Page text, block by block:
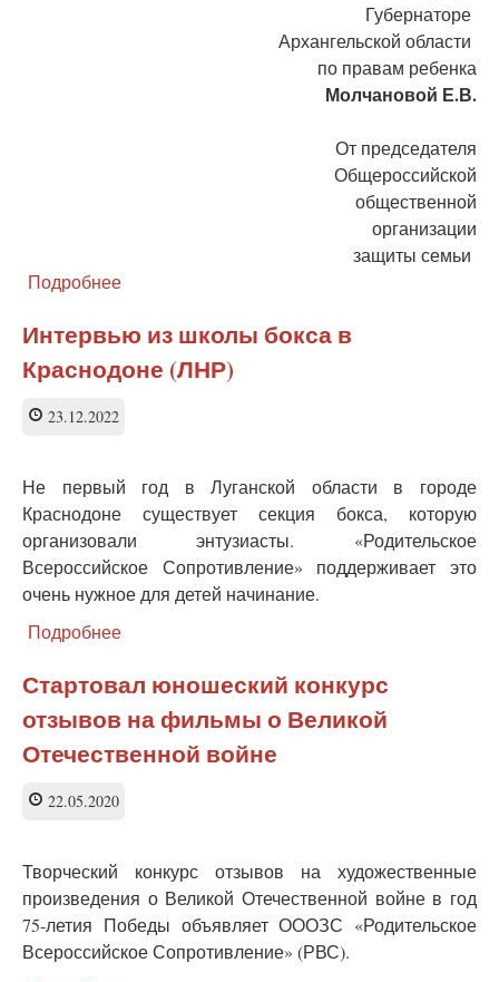
Губернаторе
Архангельской области
по правам ребенка
Молчановой Е.В.
От председателя
Общероссийской
общественной
организации
защиты семьи
Подробнее
письмо
РВС
детскому
Интервью из школы бокса в
Краснодоне (ЛНР)
23.12.2022
Не первый год в Луганской области в городе
Краснодоне существует секция бокса, которую
организовали энтузиасты. «Родительское
Всероссийское Сопротивление» поддерживает это
очень нужное для детей начинание.
Подробнее
из
школы
бокса
Краснодоне
Стартовал юношеский конкурс
отзывов на фильмы о Великой
Отечественной войне
22.05.2020
Творческий конкурс отзывов на художественные
произведения о Великой Отечественной войне в год
75-летия Победы объявляет ОООЗС «Родительское
Всероссийское Сопротивление» (РВС).